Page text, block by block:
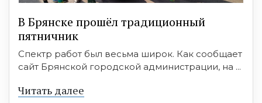
В Брянске прошёл традиционный
пятничник
Спектр работ был весьма широк. Как сообщает
сайт Брянской городской администрации, на ...
Читать далее